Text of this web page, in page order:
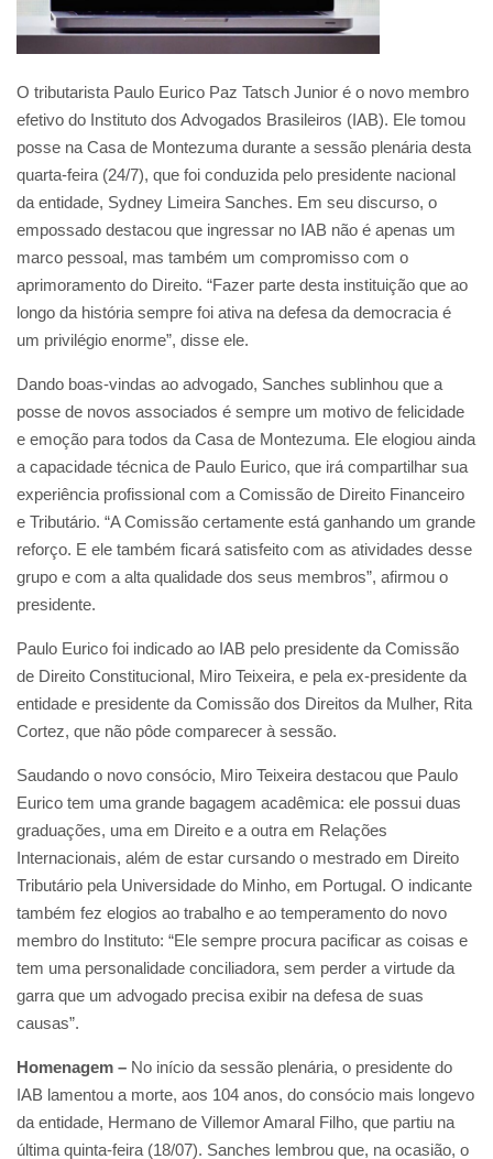
O tributarista Paulo Eurico Paz Tatsch Junior é o novo membro
efetivo do Instituto dos Advogados Brasileiros (IAB). Ele tomou
posse na Casa de Montezuma durante a sessão plenária desta
quarta-feira (24/7), que foi conduzida pelo presidente nacional
da entidade, Sydney Limeira Sanches. Em seu discurso, o
empossado destacou que ingressar no IAB não é apenas um
marco pessoal, mas também um compromisso com o
aprimoramento do Direito. “Fazer parte desta instituição que ao
longo da história sempre foi ativa na defesa da democracia é
um privilégio enorme”, disse ele.
Dando boas-vindas ao advogado, Sanches sublinhou que a
posse de novos associados é sempre um motivo de felicidade
e emoção para todos da Casa de Montezuma. Ele elogiou ainda
a capacidade técnica de Paulo Eurico, que irá compartilhar sua
experiência profissional com a Comissão de Direito Financeiro
e Tributário. “A Comissão certamente está ganhando um grande
reforço. E ele também ficará satisfeito com as atividades desse
grupo e com a alta qualidade dos seus membros”, afirmou o
presidente.
Paulo Eurico foi indicado ao IAB pelo presidente da Comissão
de Direito Constitucional, Miro Teixeira, e pela ex-presidente da
entidade e presidente da Comissão dos Direitos da Mulher, Rita
Cortez, que não pôde comparecer à sessão.
Saudando o novo consócio, Miro Teixeira destacou que Paulo
Eurico tem uma grande bagagem acadêmica: ele possui duas
graduações, uma em Direito e a outra em Relações
Internacionais, além de estar cursando o mestrado em Direito
Tributário pela Universidade do Minho, em Portugal. O indicante
também fez elogios ao trabalho e ao temperamento do novo
membro do Instituto: “Ele sempre procura pacificar as coisas e
tem uma personalidade conciliadora, sem perder a virtude da
garra que um advogado precisa exibir na defesa de suas
causas”.
Homenagem – No início da sessão plenária, o presidente do
IAB lamentou a morte, aos 104 anos, do consócio mais longevo
da entidade, Hermano de Villemor Amaral Filho, que partiu na
última quinta-feira (18/07). Sanches lembrou que, na ocasião, o